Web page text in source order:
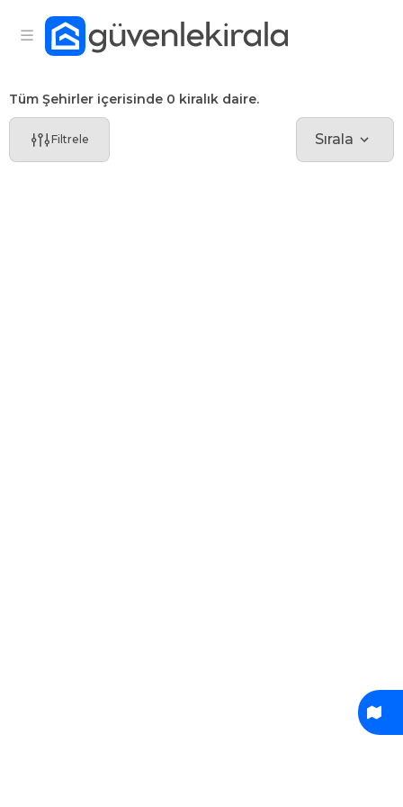
Tüm Şehirler içerisinde 0 kiralık daire.
Filtrele Sırala